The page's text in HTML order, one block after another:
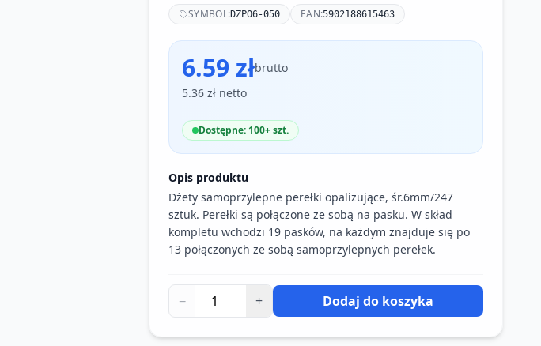
SYMBOL:DZPO6-050 EAN:5902188615463
6.59 złbrutto
5.36 zł netto
Dostępne: 100+ szt.
Opis produktu
Dżety samoprzylepne perełki opalizujące, śr.6mm/247
sztuk. Perełki są połączone ze sobą na pasku. W skład
kompletu wchodzi 19 pasków, na każdym znajduje się po
13 połączonych ze sobą samoprzylepnych perełek.
− + Dodaj do koszyka